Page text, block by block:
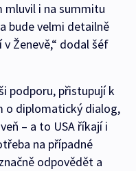
mluvil i na summitu
bude velmi detailně
Ženevě,“ dodal šéf
podporu, přistupují k
o diplomatický dialog,
– a to USA říkají i
na případné
odpovědět a